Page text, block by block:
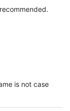
is not case